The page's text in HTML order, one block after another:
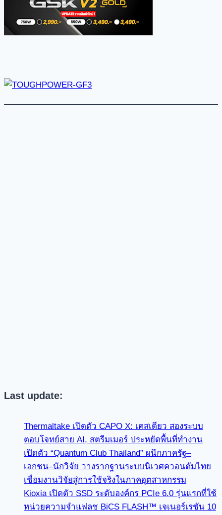
Last update:
Thermaltake เปิดตัว CAPO X: เคสเดียว สองระบบ
ตอบโจทย์สาย AI, สตรีมเมอร์ ประหยัดพื้นที่ทำงาน
เปิดตัว “Quantum Club Thailand” ผนึกภาครัฐ–
เอกชน–นักวิจัย วางรากฐานระบบนิเวศควอนตัมไทย
เชื่อมงานวิจัยสู่การใช้จริงในภาคอุตสาหกรรม
Kioxia เปิดตัว SSD ระดับองค์กร PCIe 6.0 รุ่นแรกที่ใช้
หน่วยความจำแฟลช BiCS FLASH™ เจเนอร์เรชัน 10